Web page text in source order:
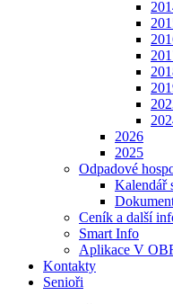
2026
2025
Odpadové
Kalendář
Ceník a další
Smart Info
Aplikace V
Kontakty
Senioři